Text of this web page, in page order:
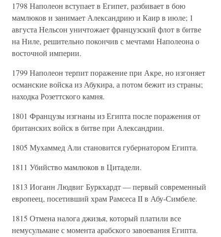
1798 Наполеон вступает в Египет, разбивает в бою
мамлюков и занимает Александрию и Каир в июле; 1
августа Нельсон уничтожает французский флот в битве
на Ниле, решительно покончив с мечтами Наполеона о
восточной империи.
1799 Наполеон терпит поражение при Акре, но изгоняет
османские войска из Абукира, а потом бежит из страны;
находка Розеттского камня.
1801 Французы изгнаны из Египта после поражения от
британских войск в битве при Александрии.
1805 Мухаммед Али становится губернатором Египта.
1811 Убийство мамлюков в Цитадели.
1813 Иоганн Людвиг Буркхардт — первый современный
европеец, посетивший храм Рамсеса II в Абу-Симбеле.
1815 Отмена налога джизья, который платили все
немусульмане с момента арабского завоевания Египта.